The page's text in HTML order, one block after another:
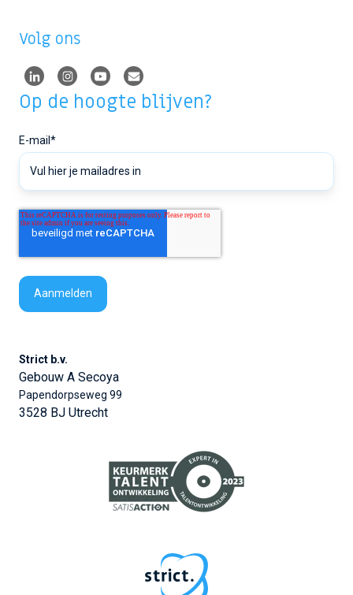
Volg ons
Op de hoogte blijven?
E-mail *
Strict b.v.
Gebouw A Secoya
Papendorpseweg 99
3528 BJ Utrecht